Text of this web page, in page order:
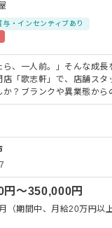
与・インセンティブあり
ら、一人前。」そんな成長
「歌志軒」で、店舗スタ
か？ブランクや異業態から
ローがあるのでご安心くだ
の接客・提供・洗い物か
」修業で油そば調理を習得
い！」をつくるプロフェ
う。 ゆくゆくはアルバイ
もお任せ。希望があれば、
ち上げなど、多彩なキャリ
めポイント＞
を目指す、分かりやすい
円〜350,000円
（期間中、月給20万円以